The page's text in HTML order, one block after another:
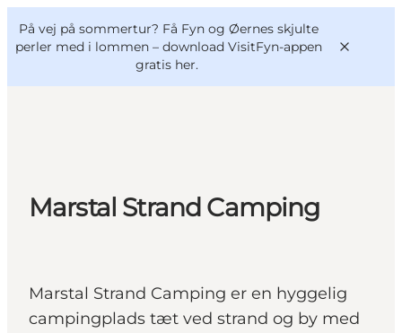
På vej på sommertur? Få Fyn og Øernes skjulte
perler med i lommen – download VisitFyn-appen
gratis her.
Oplevelser
Outdoor
Book lokale oplevelser
VisitFyn
Deutsch
Marstal Strand Camping
Marstal Strand Camping er en hyggelig
campingplads tæt ved strand og by med